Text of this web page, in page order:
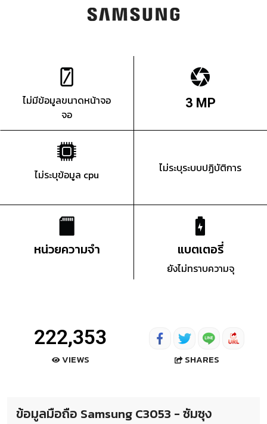
ไม่มีข้อมูลขนาดหน้าจอ
จอ
3 MP
ไม่ระบุข้อมูล cpu ไม่ระบุระบบปฏิบัติการ
หน่วยความจำ แบตเตอรี่
ยังไม่ทราบความจุ
222,353
VIEWS SHARES
ข้อมูลมือถือ Samsung C3053 - ซัมซุง